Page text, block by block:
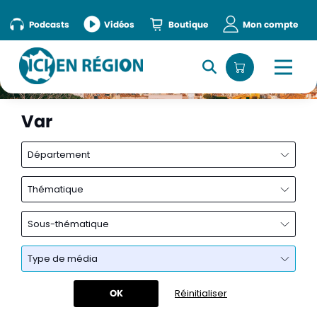
Podcasts Vidéos Boutique Mon compte
Var
Département
Thématique
Sous-thématique
Type de média
OK Réinitialiser